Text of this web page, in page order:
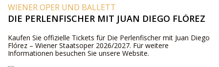
WIENER OPER UND BALLETT
DIE PERLENFISCHER MIT JUAN DIEGO FLÓREZ
Kaufen Sie offizielle Tickets für Die Perlenfischer mit Juan Diego
Flórez – Wiener Staatsoper 2026/2027. Für weitere
Informationen besuchen Sie unsere Website.